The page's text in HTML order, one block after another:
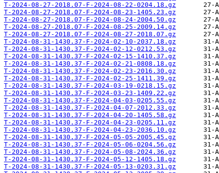
T-2024-08-27-2018.07-F-2024-08-22-0204.18.gz
T-2024-08-27-2018.07-F-2024-08-23-1405.23.gz
T-2024-08-27-2018.07-F-2024-08-24-2004.50.gz
T-2024-08-27-2018.07-F-2024-08-25-2009.14.gz
T-2024-08-27-2018.07-F-2024-08-27-2018.07.gz
T-2024-08-31-1430.37-F-2024-02-10-2037.18.gz
T-2024-08-31-1430.37-F-2024-02-12-0212.53.gz
T-2024-08-31-1430.37-F-2024-02-15-1410.37.gz
T-2024-08-31-1430.37-F-2024-02-21-0808.18.gz
T-2024-08-31-1430.37-F-2024-02-23-2016.30.gz
T-2024-08-31-1430.37-F-2024-02-25-1411.39.gz
T-2024-08-31-1430.37-F-2024-03-19-0218.15.gz
T-2024-08-31-1430.37-F-2024-03-23-1409.22.gz
T-2024-08-31-1430.37-F-2024-04-03-0205.55.gz
T-2024-08-31-1430.37-F-2024-04-07-2012.33.gz
T-2024-08-31-1430.37-F-2024-04-20-1405.58.gz
T-2024-08-31-1430.37-F-2024-04-23-0205.11.gz
T-2024-08-31-1430.37-F-2024-04-23-2036.10.gz
T-2024-08-31-1430.37-F-2024-05-05-2005.45.gz
T-2024-08-31-1430.37-F-2024-05-06-0204.56.gz
T-2024-08-31-1430.37-F-2024-05-08-2024.36.gz
T-2024-08-31-1430.37-F-2024-05-12-1405.18.gz
T-2024-08-31-1430.37-F-2024-05-13-0203.31.gz